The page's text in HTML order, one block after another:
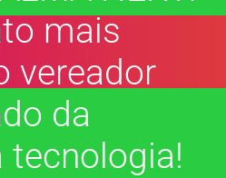
mais
vereador
da
tecnologia!